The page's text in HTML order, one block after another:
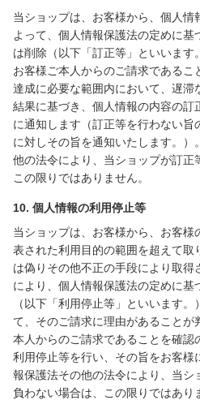
当ショップは、お客様から、個人情
よって、個人情報保護法の定めに基
は削除（以下「訂正等」といいます
お客様ご本人からのご請求である
達成に必要な範囲内において、遅滞
結果に基づき、個人情報の内容の訂
に通知します（訂正等を行わない旨
に対しその旨を通知いたします。
他の法令により、当ショップが訂正
この限りではありません。
10. 個人情報の利用停止等
当ショップは、お客様から、お客
表された利用目的の範囲を超えて取
は偽りその他不正の手段により取得
により、個人情報保護法の定めに
（以下「利用停止等」といいます
て、そのご請求に理由があること
本人からのご請求であることを確認
利用停止等を行い、その旨をお客様
報保護法その他の法令により、当シ
負わない場合は、この限りではあり